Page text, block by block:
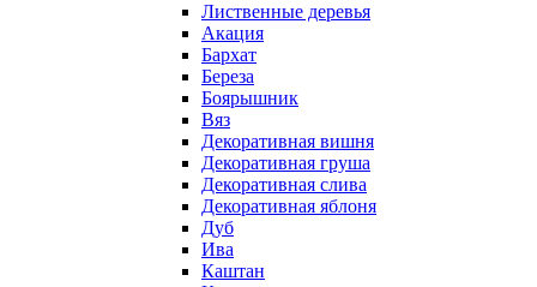
Лиственные деревья
Акация
Бархат
Береза
Боярышник
Вяз
Декоративная вишня
Декоративная груша
Декоративная слива
Декоративная яблоня
Дуб
Ива
Каштан